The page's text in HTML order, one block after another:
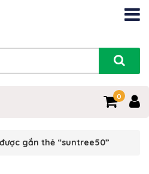
0
gắn thẻ “suntree50”